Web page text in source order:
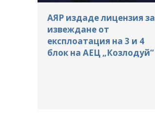
АЯР издаде лицензия за
извеждане от
експлоатация на 3 и 4
блок на АЕЦ „Козлодуй“